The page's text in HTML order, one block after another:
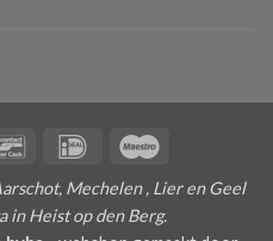
BancontactIDeal
Mechelen , Lier en Geel
in Heist op den Berg.